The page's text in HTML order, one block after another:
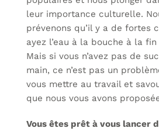
leur importance culturelle.
prévenons qu’il y a de fortes
ayez l’eau à la bouche à la
Mais si vous n’avez pas de
main, ce n’est pas un
vous mettre au travail et
que nous vous avons
Vous êtes prêt à vous lancer